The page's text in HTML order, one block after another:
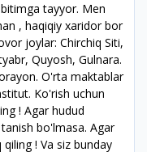
tayyor. Men
, haqiqiy xaridor bor
joylar: Chirchiq Siti,
Quyosh, Gulnara.
O'rta maktablar
Ko'rish uchun
! Agar hudud
bo'lmasa. Agar
! Va siz bunday